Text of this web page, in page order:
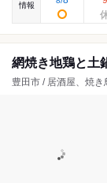
情報
網焼き地鶏と土
豊田市 / 居酒屋、焼き